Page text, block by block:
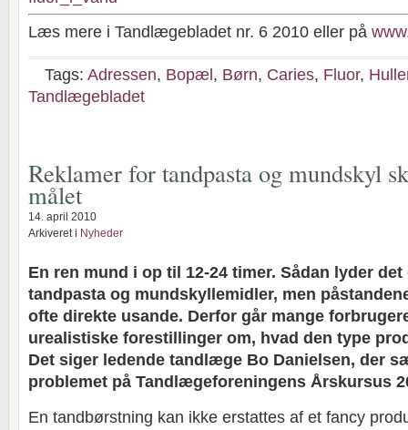
Læs mere i Tandlægebladet nr. 6 2010 eller på
Tags: Adressen, Bopæl , Børn, Caries, Fluor,
Tandlægebladet
Reklamer for tandpasta og mundskyl
målet
14. april 2010
Arkiveret i Nyheder
En ren mund i op til 12-24 timer. Sådan lyder
tandpasta og mundskyllemidler, men
ofte direkte usande. Derfor går mange
urealistiske forestillinger om, hvad den type
Det siger ledende tandlæge Bo Danielsen, der
problemet på Tandlægeforeningens Årskursus
En tandbørstning kan ikke erstattes af et fancy